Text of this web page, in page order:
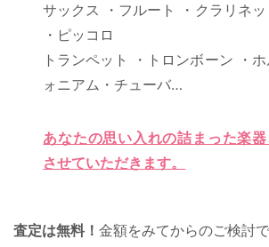
サックス ・フルート ・クラリネ
・ピッコロ
トランペット ・トロンボーン ・
ォニアム・チューバ…
あなたの思い入れの詰まった楽
させていただきます。
査定は無料！ 金額をみてからのご検討